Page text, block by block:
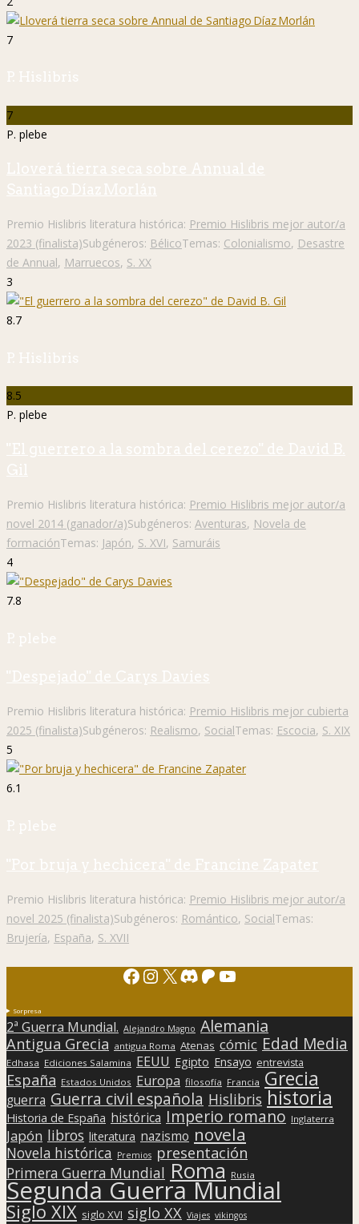
7
P. Hislibris
7
P. plebe
Lloverá tierra seca sobre Annual de
Santiago Díaz Morlán
Premio Hislibris literatura histórica: Premio Hislibris mejor autor/a
2023 (finalista)Subgéneros: BélicoTemas: Colonialismo, Desastre
de Annual, Marruecos, S. XX
3
8.7
P. Hislibris
8.5
P. plebe
"El guerrero a la sombra del cerezo" de David B.
Gil
Premio Hislibris literatura histórica: Premio Hislibris mejor autor/a
novel 2014 (ganador/a)Subgéneros: Aventuras, Novela de
formaciónTemas: Japón, S. XVI, Samuráis
4
7.8
P. plebe
"Despejado" de Carys Davies
Premio Hislibris literatura histórica: Premio Hislibris mejor cubierta
2025 (finalista)Subgéneros: Realismo, SocialTemas: Escocia, S. XIX
5
6.1
P. plebe
"Por bruja y hechicera" de Francine Zapater
Premio Hislibris literatura histórica: Premio Hislibris mejor autor/a
novel 2025 (finalista)Subgéneros: Romántico, SocialTemas:
Brujería, España, S. XVII
Facebook
Instagram
X Discord
Patreon
YouTube
Sorpresa
2ª Guerra Mundial. Alejandro Magno Alemania
Antigua Grecia antigua Roma Atenas cómic Edad Media
Edhasa Ediciones Salamina EEUU Egipto Ensayo entrevista
España Estados Unidos Europa filosofía Francia Grecia
guerra Guerra civil española Hislibris historia
Historia de España histórica Imperio romano Inglaterra
Japón libros literatura nazismo novela
Novela histórica Premios presentación
Primera Guerra Mundial Roma Rusia
Segunda Guerra Mundial
Siglo XIX siglo XVI siglo XX Viajes vikingos